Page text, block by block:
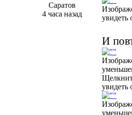
Саратов
4 часа назад
увидеть
И
увидеть